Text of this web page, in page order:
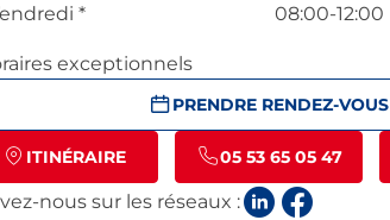
* 08:00-12:00
exceptionnels
PRENDRE RENDEZ-VOUS
ITINÉRAIRE 05 53 65 05 47
nous sur les réseaux :